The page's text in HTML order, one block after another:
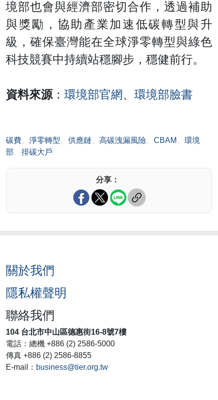
境部也會與經濟部密切合作，透過補助
與獎勵，協助產業加速低碳轉型與升
級，確保臺灣能在全球淨零轉型與綠色
科技競賽中持續站穩腳步，穩健前行。
資料來源 ： 環境部官網、 環境部臉書
碳費 淨零轉型 供應鏈 高碳洩漏風險 CBAM
環境
部
排碳大戶
分享：
關於我們
隱私權聲明
聯絡我們
104 台北市中山區德惠街16-8號7樓
電話：總機 +886 (2) 2586-5000
傳真 +886 (2) 2586-8855
E-mail： business@tier.org.tw